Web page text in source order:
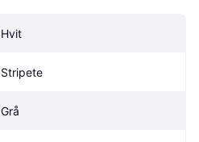
Hvit
Stripete
Grå